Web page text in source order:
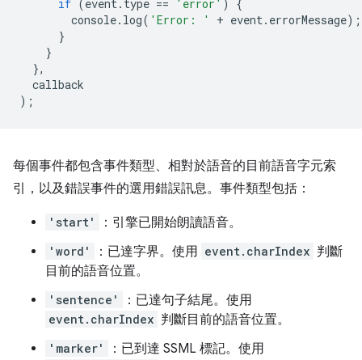
if (event. type == 'error' )
{
console. log( 'Error: ' + event. errorMessage);
}
}
},
callback
);
每個事件都包含事件類型、相對於語音的目前語音字元索
引，以及錯誤事件的選用錯誤訊息。事件類型包括：
'start' ：引擎已開始朗讀語音。
'word' ：已達字界。使用 event.charIndex 判斷
目前的語音位置。
'sentence' ：已達句子結尾。使用
event.charIndex 判斷目前的語音位置。
'marker' ：已到達 SSML 標記。使用